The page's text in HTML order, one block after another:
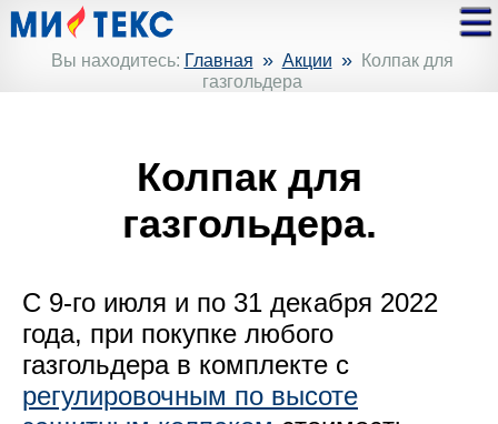
Вы находитесь: Главная » Акции »
Колпак для
газгольдера
Колпак для
газгольдера.
С 9-го июля и по 31 декабря 2022
года, при покупке любого
газгольдера в комплекте с
регулировочным по высоте